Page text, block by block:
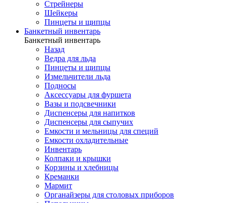
Стрейнеры
Шейкеры
Пинцеты и щипцы
Банкетный инвентарь
Банкетный инвентарь
Назад
Ведра для льда
Пинцеты и щипцы
Измельчители льда
Подносы
Аксессуары для фуршета
Вазы и подсвечники
Диспенсеры для напитков
Диспенсеры для сыпучих
Емкости и мельницы для специй
Емкости охладительные
Инвентарь
Колпаки и крышки
Корзины и хлебницы
Креманки
Мармит
Органайзеры для столовых приборов